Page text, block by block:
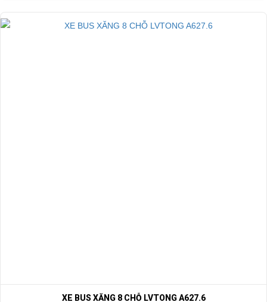
XE BUS XĂNG 8 CHỖ LVTONG A627.6